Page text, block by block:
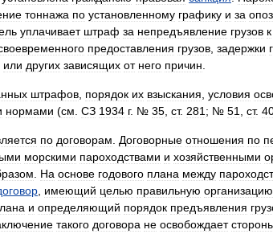
тоннажа по установленному графику и за
уплачивает штраф за непредъявление грузов к
предоставления грузов задержки
или других зависящих от него причин
штрафов порядок их взыскания условия
нормами (см СЗ 1934 г. № 35 ст. 281 ; № 51 ст.
по договорам Договорные отношения по
морскими пароходствами и хозяйственными
На основе годового плана между
имеющий целью правильную организацию
и определяющий порядок предъявления
такого договора не освобождает